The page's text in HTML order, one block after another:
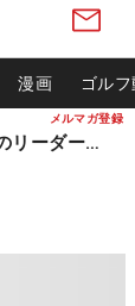
メルマガ登録
漫画 ゴル
松山英樹ら出場 ウィンダム選手権のリーダーボード